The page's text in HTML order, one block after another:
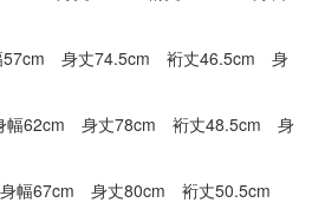
57cm 身丈74.5cm 裄丈46.5cm 身
幅62cm 身丈78cm 裄丈48.5cm 身
幅67cm 身丈80cm 裄丈50.5cm